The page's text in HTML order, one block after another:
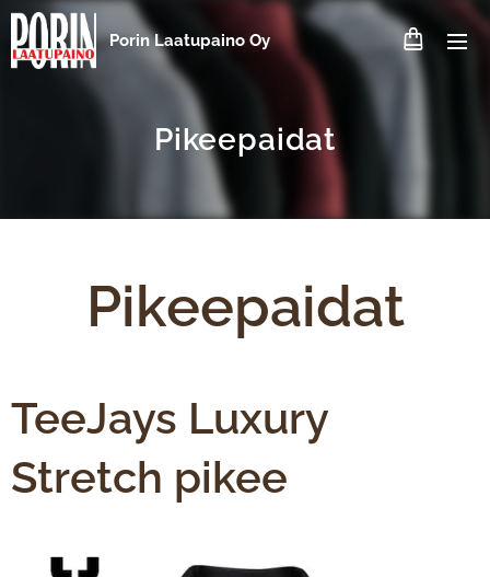
Porin Laatupaino Oy
Pikeepaidat
Pikeepaidat
TeeJays Luxury
Stretch pikee